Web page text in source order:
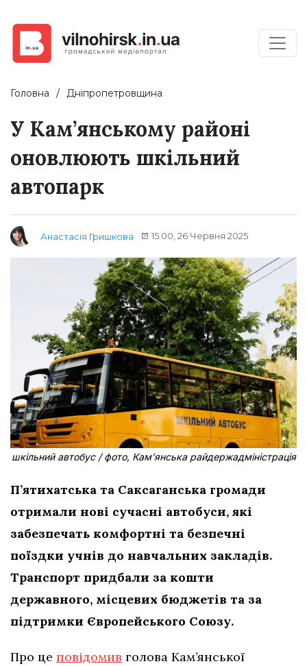
Головна Дніпропетровщина
У Кам’янському районі
оновлюють шкільний
автопарк
Анастасія Гришкова 15:00, 26 Червня 2025
шкільний автобус / фото, Кам’янська райдержадміністрація
П’ятихатська та Саксаганська громади
отримали нові сучасні автобуси, які
забезпечать комфортні та безпечні
поїздки учнів до навчальних закладів.
Транспорт придбали за кошти
державного, місцевих бюджетів та за
підтримки Європейського Союзу.
Про це повідомив голова Кам’янської